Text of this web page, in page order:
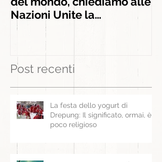
Nazioni Unite la
liberazione di Panchen
Post recenti
La festa dello yogurt di
Drepung: Il significato, ormai, è
poco religioso